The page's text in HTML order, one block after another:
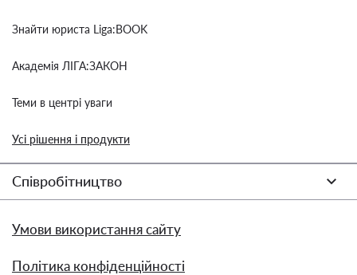
Знайти юриста Liga:BOOK
Академія ЛІГА:ЗАКОН
Теми в центрі уваги
Усі рішення і продукти
Співробітництво
Умови використання сайту
Політика конфіденційності